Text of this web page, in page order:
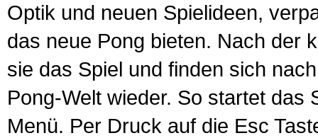
Optik und neuen Spielideen,
das neue Pong bieten. Nach
sie das Spiel und finden sich
Pong-Welt wieder. So startet das
Menü. Per Druck auf die Esc